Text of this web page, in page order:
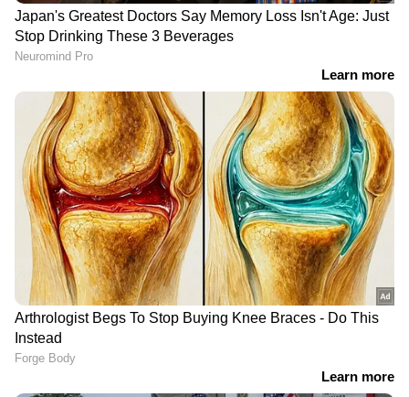
ഒറ്റയടിക്ക് 30 കോടി മുട്ടകളിടും,
ജെൻസികളെ കേൾക്കാൻ
കോൺഗ്രസിനായോ എന്ന്
പരിശോധിക്കണമെന്ന്
ശശി തരൂർ എംപി, കോൺ​
ഗ്രസിൽ ചർച്ച
പഴകിയ ഇറച്ചിയും പാലും;
ബെം​ഗളൂരുവിലെ
പഞ്ചനക്ഷത്ര
ഹോട്ടലുകളിൽ
ഭക്ഷ്യസുരക്ഷാ വകുപ്പിന്റെ
പരിശോധന;
കിലോക്കണക്കിന്
സാധനങ്ങൾ പിടികൂടി